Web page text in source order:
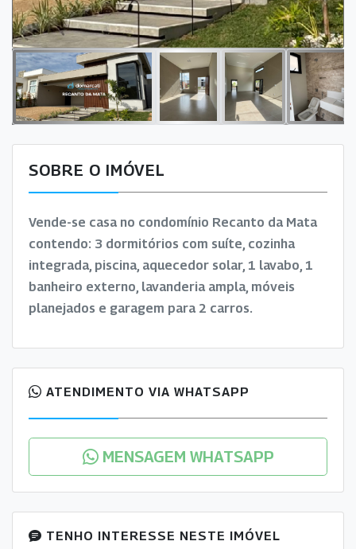
SOBRE O IMÓVEL
Vende-se casa no condomínio Recanto da Mata
contendo: 3 dormitórios com suíte, cozinha
integrada, piscina, aquecedor solar, 1 lavabo, 1
banheiro externo, lavanderia ampla, móveis
planejados e garagem para 2 carros.
ATENDIMENTO VIA WHATSAPP
MENSAGEM WHATSAPP
TENHO INTERESSE NESTE IMÓVEL